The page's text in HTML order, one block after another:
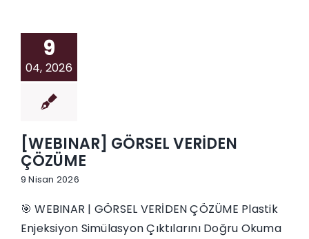
9
04, 2026
[WEBINAR] GÖRSEL VERİDEN
ÇÖZÜME
9 Nisan 2026
🎯 WEBINAR | GÖRSEL VERİDEN ÇÖZÜME Plastik
Enjeksiyon Simülasyon Çıktılarını Doğru Okuma